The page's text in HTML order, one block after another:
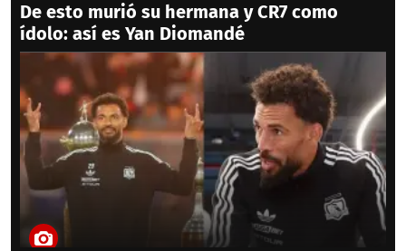
De esto murió su hermana y CR7 como
ídolo: así es Yan Diomandé